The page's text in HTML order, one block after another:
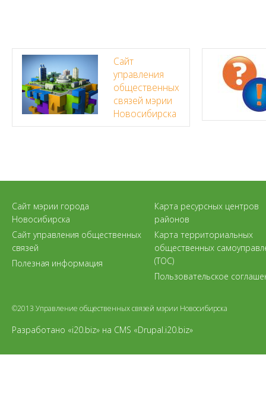
Сайт
управления
общественных
связей мэрии
Новосибирска
Сайт мэрии города
Новосибирска
Сайт управления общественных
связей
Полезная информация
Карта ресурсных центров
районов
Карта территориальных
общественных
(ТОС)
Пользовательское
©2013 Управление общественных связей мэрии Новосибирска
Разработано «i20.biz» на CMS «Drupal.i20.biz»